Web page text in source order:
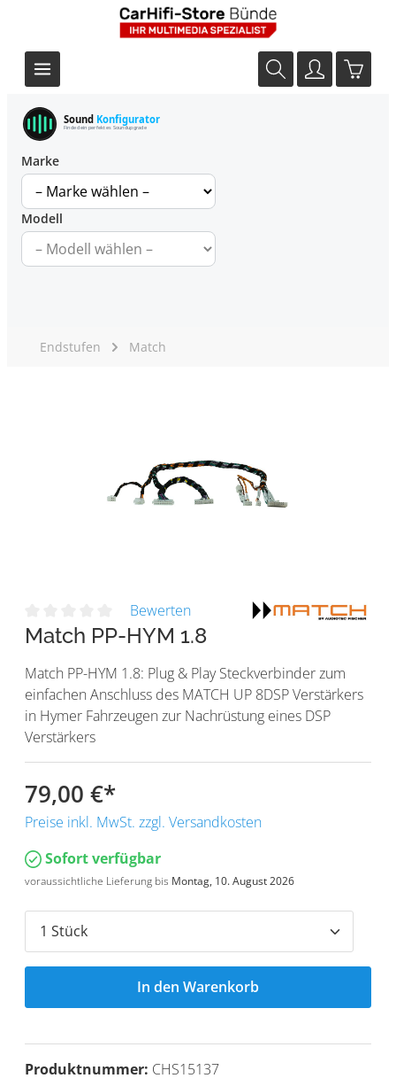
Sound Konfigurator
Finde dein perfektes Soundupgrade
Marke
Modell
Endstufen Match
Bewerten
Match PP-HYM 1.8
Match PP-HYM 1.8: Plug & Play Steckverbinder zum
einfachen Anschluss des MATCH UP 8DSP Verstärkers
in Hymer Fahrzeugen zur Nachrüstung eines DSP
Verstärkers
79,00 €*
Preise inkl. MwSt. zzgl. Versandkosten
Sofort verfügbar
voraussichtliche Lieferung bis Montag, 10. August 2026
In den Warenkorb
Produktnummer: CHS15137